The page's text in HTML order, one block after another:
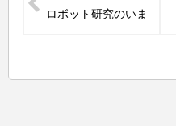
稿
ロボット研究のいま